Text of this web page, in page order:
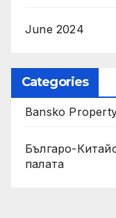
June 2024
Categories
Bansko
Българо-
палaта